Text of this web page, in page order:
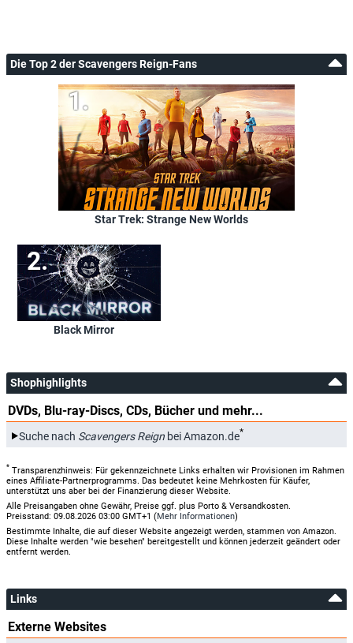
Die Top 2 der Scavengers Reign-Fans
Star Trek: Strange New Worlds
Black Mirror
Shophighlights
DVDs, Blu-ray-Discs, CDs, Bücher und mehr...
Suche nach Scavengers Reign bei Amazon.de*
* Transparenzhinweis: Für gekennzeichnete Links erhalten wir Provisionen im Rahmen
eines Affiliate-Partnerprogramms. Das bedeutet keine Mehrkosten für Käufer,
unterstützt uns aber bei der Finanzierung dieser Website.
Alle Preisangaben ohne Gewähr, Preise ggf. plus Porto & Versandkosten.
Preisstand: 09.08.2026 03:00 GMT+1 (Mehr Informationen)
Bestimmte Inhalte, die auf dieser Website angezeigt werden, stammen von Amazon.
Diese Inhalte werden "wie besehen" bereitgestellt und können jederzeit geändert oder
entfernt werden.
Links
Externe Websites